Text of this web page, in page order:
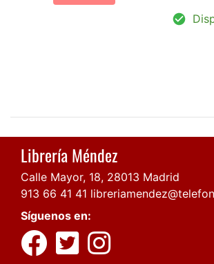
Librería Méndez
Calle Mayor, 18, 28013 Madrid
913 66 41 41
Síguenos en: